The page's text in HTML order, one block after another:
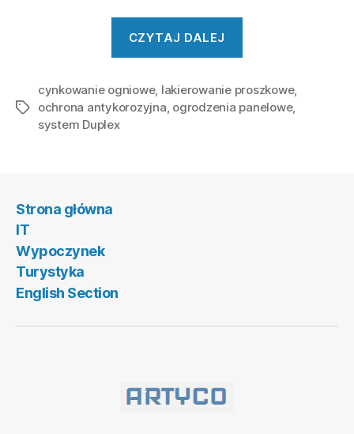
CZYTAJ DALEJ
trwałość
zabezpieczenia
Tagi
cynkowanie ogniowe, lakierowanie proszkowe,
ochrona antykorozyjna, ogrodzenia panelowe,
system Duplex
Strona główna
IT
Wypoczynek
Turystyka
English Section